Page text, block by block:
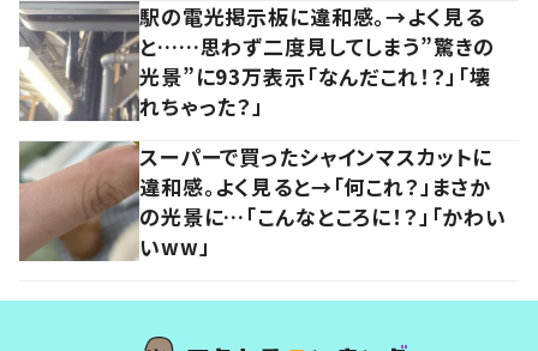
駅の電光掲示板に違和感。→よく見る
と……思わず二度見してしまう”驚きの
光景”に93万表示「なんだこれ！？」「壊
れちゃった？」
スーパーで買ったシャインマスカットに
違和感。よく見ると→「何これ？」まさか
の光景に…「こんなところに！？」「かわい
いww」